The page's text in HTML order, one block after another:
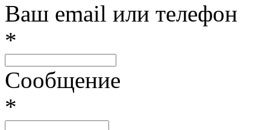
Ваш email или телефон
*
Сообщение
*